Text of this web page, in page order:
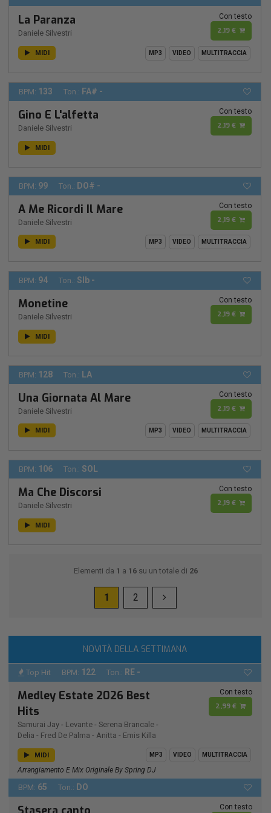
La Paranza
Daniele Silvestri
Con testo
2,19 €
MIDI MP3 VIDEO MULTITRACCIA
BPM: 133 Ton.: FA# -
Gino E L'alfetta
Daniele Silvestri
Con testo
2,19 €
MIDI
BPM: 99 Ton.: DO# -
A Me Ricordi Il Mare
Daniele Silvestri
Con testo
2,19 €
MIDI MP3 VIDEO MULTITRACCIA
BPM: 94 Ton.: SIb -
Monetine
Daniele Silvestri
Con testo
2,19 €
MIDI
BPM: 128 Ton.: LA
Una Giornata Al Mare
Daniele Silvestri
Con testo
2,19 €
MIDI MP3 VIDEO MULTITRACCIA
BPM: 106 Ton.: SOL
Ma Che Discorsi
Daniele Silvestri
Con testo
2,19 €
MIDI
Elementi da 1 a 16su un totale di 26
1 2
NOVITÀ DELLA SETTIMANA
Top Hit BPM: 122 Ton.: RE -
Medley Estate 2026 Best
Hits
Samurai Jay - Levante - Serena Brancale -
Delia - Fred De Palma - Anitta - Emis Killa
Con testo
2,99 €
MIDI MP3 VIDEO MULTITRACCIA
Arrangiamento E Mix Originale By Spring DJ
BPM: 65 Ton.: DO
Con testo